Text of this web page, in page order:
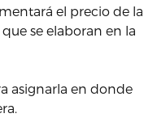
el precio de la
se elaboran en la
asignarla en donde